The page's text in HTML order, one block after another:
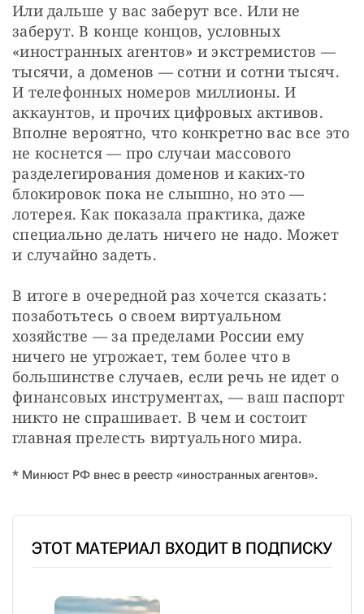
Или дальше у вас заберут все. Или не
заберут. В конце концов, условных
«иностранных агентов» и экстремистов —
тысячи, а доменов — сотни и сотни тысяч.
И телефонных номеров миллионы. И
аккаунтов, и прочих цифровых активов.
Вполне вероятно, что конкретно вас все это
не коснется — про случаи массового
разделегирования доменов и каких-то
блокировок пока не слышно, но это —
лотерея. Как показала практика, даже
специально делать ничего не надо. Может
и случайно задеть.
В итоге в очередной раз хочется сказать:
позаботьтесь о своем виртуальном
хозяйстве — за пределами России ему
ничего не угрожает, тем более что в
большинстве случаев, если речь не идет о
финансовых инструментах, — ваш паспорт
никто не спрашивает. В чем и состоит
главная прелесть виртуального мира.
* Минюст РФ внес в реестр «иностранных агентов».
ЭТОТ МАТЕРИАЛ ВХОДИТ В ПОДПИСКУ